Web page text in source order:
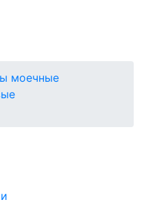
моечные